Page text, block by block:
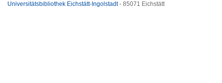
Universitätsbibliothek Eichstätt-Ingolstadt- 85071 Eichstätt